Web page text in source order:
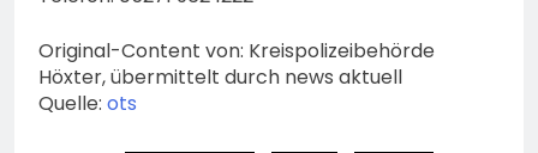
Original-Content von: Kreispolizeibehörde
Höxter, übermittelt durch news aktuell
Quelle: ots